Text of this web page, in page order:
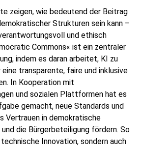
zeigen, wie bedeutend der Beitrag
Strukturen sein kann –
und ethisch
Commons« ist ein zentraler
indem es daran arbeitet, KI zu
transparente, faire und inklusive
In Kooperation mit
und sozialen Plattformen hat es
gemacht, neue Standards und
Vertrauen in demokratische
die Bürgerbeteiligung fördern. So
Innovation, sondern auch